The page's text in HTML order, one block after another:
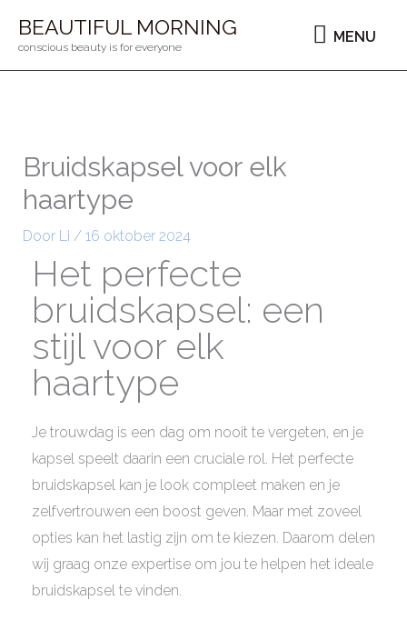
naarBEAUTIFUL MORNING
conscious beauty is for everyone
MENU
MENU
Bruidskapsel voor elk
haartype
Door Li / 16 oktober 2024
Het perfecte
bruidskapsel: een
stijl voor elk
haartype
Je trouwdag is een dag om nooit te vergeten, en je
kapsel speelt daarin een cruciale rol. Het perfecte
bruidskapsel kan je look compleet maken en je
zelfvertrouwen een boost geven. Maar met zoveel
opties kan het lastig zijn om te kiezen. Daarom delen
wij graag onze expertise om jou te helpen het ideale
bruidskapsel te vinden.